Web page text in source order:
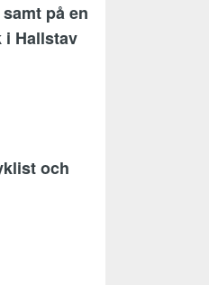
på en
i Hallstav
och